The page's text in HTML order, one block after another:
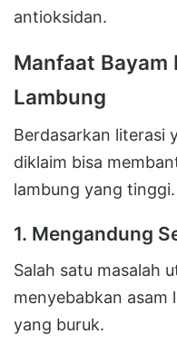
antioksidan.
Manfaat Bayam
Lambung
Berdasarkan literasi
diklaim bisa
lambung yang tinggi.
1. Mengandung
Salah satu masalah
menyebabkan asam
yang buruk.